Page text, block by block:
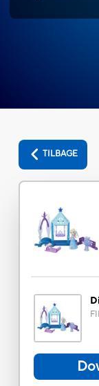
TILBAGE